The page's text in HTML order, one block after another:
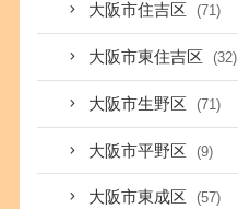
大阪市住吉区 (71)
大阪市東住吉区 (32)
大阪市生野区 (71)
大阪市平野区 (9)
大阪市東成区 (57)